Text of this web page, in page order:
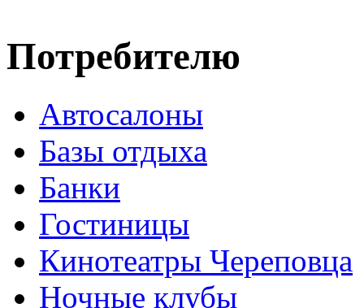
Потребителю
Автосалоны
Базы отдыха
Банки
Гостиницы
Кинотеатры Череповца
Ночные клубы